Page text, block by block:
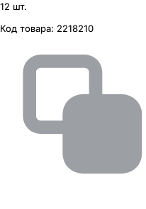
12 шт.
Код товара: 2218210